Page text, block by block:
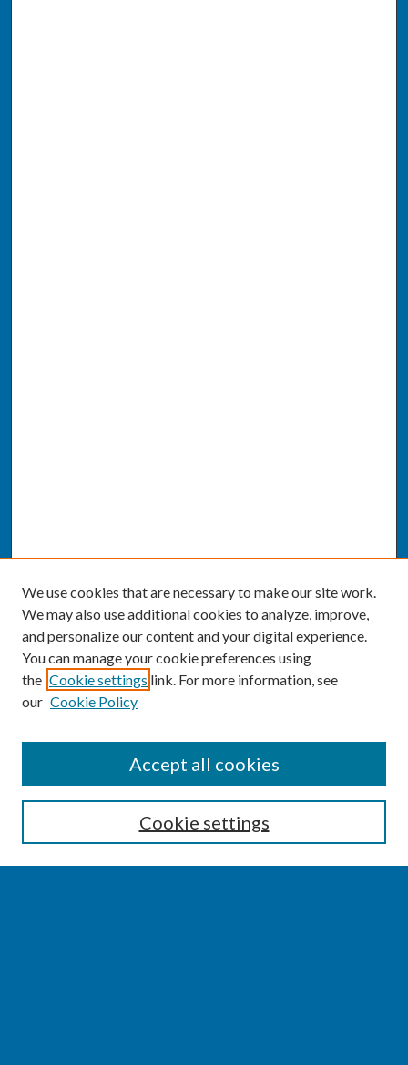
Enter search terms:
We use cookies that are necessary to make our site work.
We may also use additional cookies to analyze, improve,
and personalize our content and your digital experience.
You can manage your cookie preferences using
the Cookie settings link. For more information, see
our Cookie Policy
Cookie settings
Accept all cookies